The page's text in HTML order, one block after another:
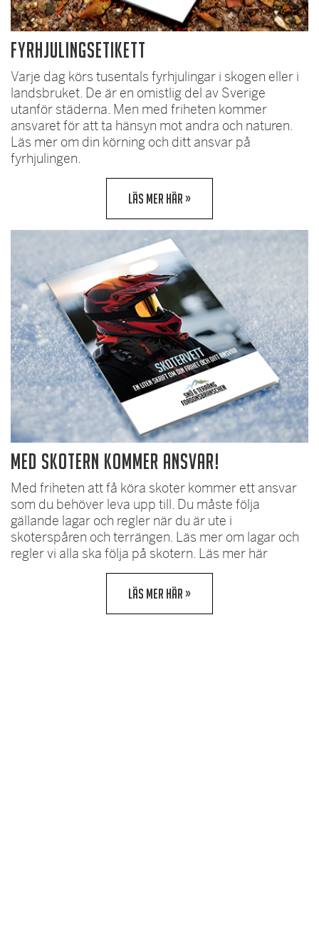
Fyrhjulingsetikett
Varje dag körs tusentals fyrhjulingar i skogen eller i
landsbruket. De är en omistlig del av Sverige
utanför städerna. Men med friheten kommer
ansvaret för att ta hänsyn mot andra och naturen.
Läs mer om din körning och ditt ansvar på
fyrhjulingen.
LÄS MER HÄR »
Med skotern kommer ansvar!
Med friheten att få köra skoter kommer ett ansvar
som du behöver leva upp till. Du måste följa
gällande lagar och regler när du är ute i
skoterspåren och terrängen. Läs mer om lagar och
regler vi alla ska följa på skotern. Läs mer här
LÄS MER HÄR »